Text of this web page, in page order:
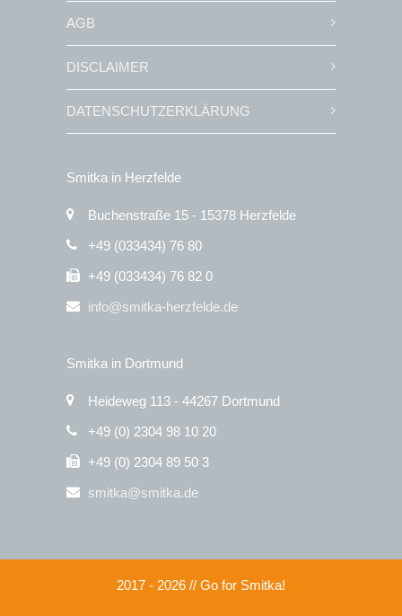
AGB
DISCLAIMER
DATENSCHUTZERKLÄRUNG
Smitka in Herzfelde
Buchenstraße 15 - 15378 Herzfelde
+49 (033434) 76 80
+49 (033434) 76 82 0
info@smitka-herzfelde.de
Smitka in Dortmund
Heideweg 113 - 44267 Dortmund
+49 (0) 2304 98 10 20
+49 (0) 2304 89 50 3
smitka@smitka.de
2017 - 2026 // Go for Smitka!